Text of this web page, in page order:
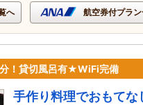
へ 航空券付プラ
！貸切風呂有★WiFi完備
手作り料理でおもてな